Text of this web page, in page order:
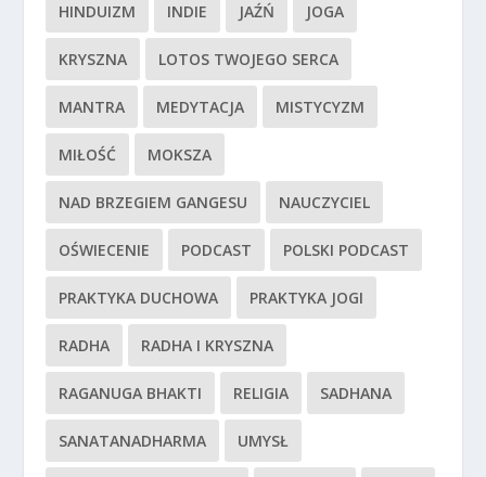
HINDUIZM INDIE JAŹŃ JOGA
KRYSZNA LOTOS TWOJEGO SERCA
MANTRA MEDYTACJA MISTYCYZM
MIŁOŚĆ MOKSZA
NAD BRZEGIEM GANGESU NAUCZYCIEL
OŚWIECENIE PODCAST POLSKI PODCAST
PRAKTYKA DUCHOWA PRAKTYKA JOGI
RADHA RADHA I KRYSZNA
RAGANUGA BHAKTI RELIGIA SADHANA
SANATANADHARMA UMYSŁ